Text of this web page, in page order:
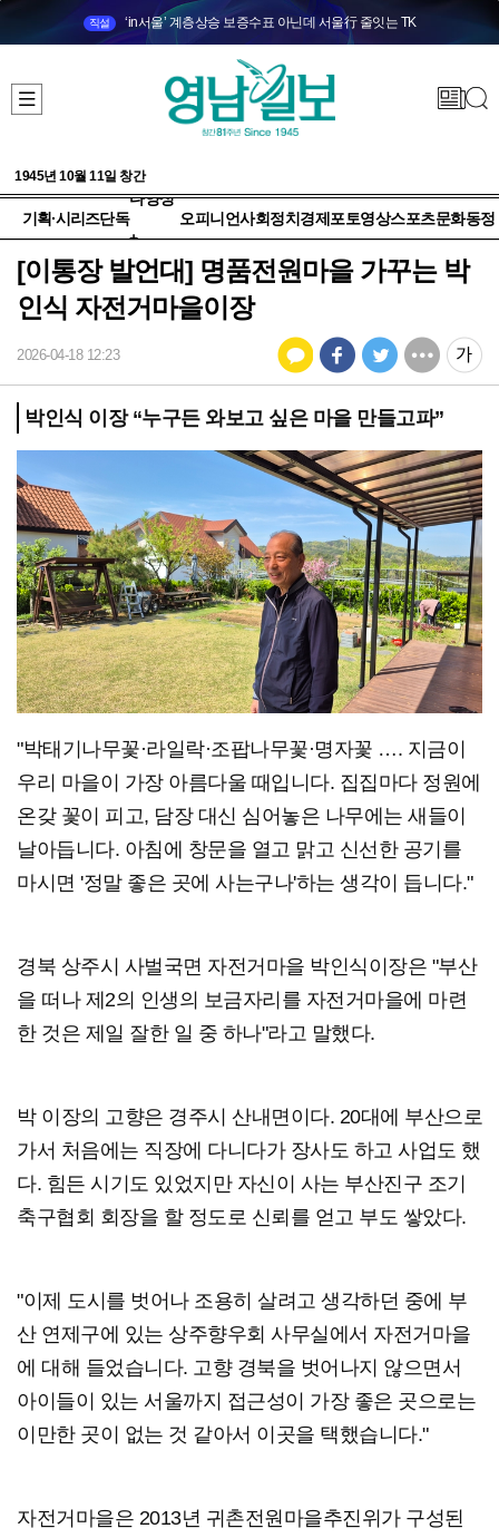
직설 ‘in서울’ 계층상승 보증수표 아닌데 서울行 줄잇는 TK
1945년 10월 11일 창간
기획·시리즈단독
다양성
+
오피니언사회정치 경제 포토영상스포츠문화동정
[이통장 발언대] 명품전원마을 가꾸는 박
인식 자전거마을이장
2026-04-18 12:23
박인식 이장 “누구든 와보고 싶은 마을 만들고파”
"박태기나무꽃·라일락·조팝나무꽃·명자꽃 …. 지금이
우리 마을이 가장 아름다울 때입니다. 집집마다 정원에
온갖 꽃이 피고, 담장 대신 심어놓은 나무에는 새들이
날아듭니다. 아침에 창문을 열고 맑고 신선한 공기를
마시면 '정말 좋은 곳에 사는구나'하는 생각이 듭니다."
경북 상주시 사벌국면 자전거마을 박인식이장은 "부산
을 떠나 제2의 인생의 보금자리를 자전거마을에 마련
한 것은 제일 잘한 일 중 하나"라고 말했다.
박 이장의 고향은 경주시 산내면이다. 20대에 부산으로
가서 처음에는 직장에 다니다가 장사도 하고 사업도 했
다. 힘든 시기도 있었지만 자신이 사는 부산진구 조기
축구협회 회장을 할 정도로 신뢰를 얻고 부도 쌓았다.
"이제 도시를 벗어나 조용히 살려고 생각하던 중에 부
산 연제구에 있는 상주향우회 사무실에서 자전거마을
에 대해 들었습니다. 고향 경북을 벗어나지 않으면서
아이들이 있는 서울까지 접근성이 가장 좋은 곳으로는
이만한 곳이 없는 것 같아서 이곳을 택했습니다."
자전거마을은 2013년 귀촌전원마을추진위가 구성된